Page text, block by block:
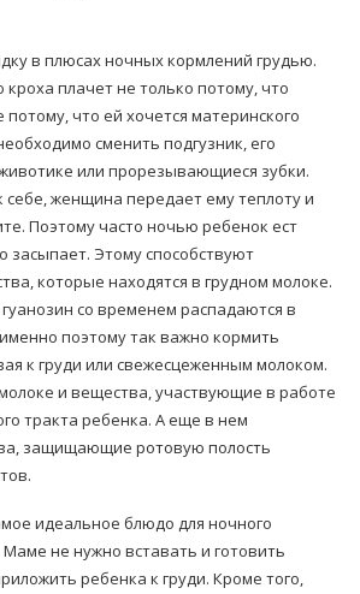
в плюсах ночных кормлений грудью.
плачет не только потому, что
что ей хочется материнского
сменить подгузник, его
или прорезывающиеся зубки.
женщина передает ему теплоту и
Поэтому часто ночью ребенок ест
засыпает. Этому способствуют
которые находятся в грудном молоке.
со временем распадаются в
поэтому так важно кормить
к груди или свежесцеженным молоком.
и вещества, участвующие в работе
тракта ребенка. А еще в нем
защищающие ротовую полость
идеальное блюдо для ночного
не нужно вставать и готовить
ребенка к груди. Кроме того,